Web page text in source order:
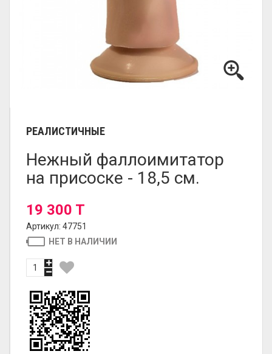
РЕАЛИСТИЧНЫЕ
Нежный фаллоимитатор
на присоске - 18,5 см.
19 300 T
Артикул: 47751
НЕТ В НАЛИЧИИ